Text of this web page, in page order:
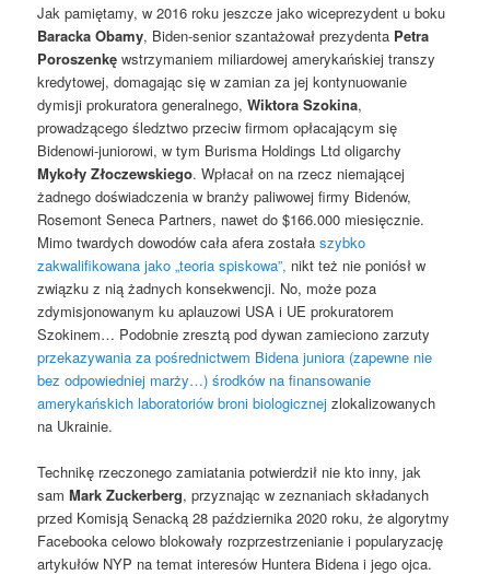
Jak pamiętamy, w 2016 roku jeszcze jako wiceprezydent u boku
Baracka Obamy, Biden-senior szantażował prezydenta Petra
Poroszenkę wstrzymaniem miliardowej amerykańskiej transzy
kredytowej, domagając się w zamian za jej kontynuowanie
dymisji prokuratora generalnego,Wiktora Szokina,
prowadzącego śledztwo przeciw firmom opłacającym się
Bidenowi-juniorowi, w tym Burisma Holdings Ltd oligarchy
Mykoły Złoczewskiego. Wpłacał on na rzecz niemającej
żadnego doświadczenia w branży paliwowej firmy Bidenów,
Rosemont Seneca Partners, nawet do $166.000 miesięcznie.
Mimo twardych dowodów cała afera zostałaszybko
zakwalifikowana jako „teoria spiskowa”, nikt też nie poniósł w
związku z nią żadnych konsekwencji. No, może poza
zdymisjonowanym ku aplauzowi USA i UE prokuratorem
Szokinem… Podobnie zresztą pod dywan zamieciono zarzuty
przekazywania za pośrednictwem Bidena juniora (zapewne nie
bez odpowiedniej marży…) środków na finansowanie
amerykańskich laboratoriów broni biologicznej zlokalizowanych
na Ukrainie.
Technikę rzeczonego zamiatania potwierdził nie kto inny, jak
samMark Zuckerberg, przyznając w zeznaniach składanych
przed Komisją Senacką 28 października 2020 roku, że algorytmy
Facebooka celowo blokowały rozprzestrzenianie i popularyzację
artykułów NYP na temat interesów Huntera Bidena i jego ojca.